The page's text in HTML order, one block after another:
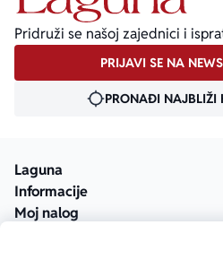
Pridruži se našoj zajednici i
PRIJAVI SE NA
PRONAĐI NAJBLIŽI
Laguna
Informacije
Moj nalog